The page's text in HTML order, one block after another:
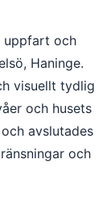
uppfart och
Haninge.
visuellt tydlig
och husets
avslutades
och